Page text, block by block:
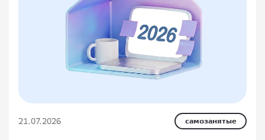
21.07.2026 самозанятые